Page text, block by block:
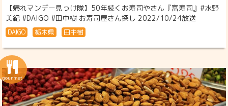
【帰れマンデー見っけ隊】50年続くお寿司やさん『富寿司』#水野
美紀 #DAIGO #田中樹 お寿司屋さん探し 2022/10/24放送
DAIGO 栃木県 田中樹